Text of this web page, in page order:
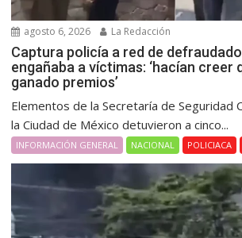
agosto 6, 2026 La Redacción
Captura policía a red de
engañaba a víctimas: ‘hacían creer
ganado premios’
Elementos de la Secretaría de Seguridad
la Ciudad de México detuvieron a cinco...
INFORMACIÓN GENERAL NACIONAL POLICIACA